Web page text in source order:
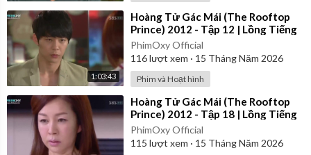
1:03:43
⁣Hoàng Tử Gác Mái (The Rooftop
Prince) 2012 - Tập 12 | Lồng Tiếng
PhimOxy Official
116lượt xem · 15 Tháng Năm 2026
Phim và Hoạt hình
⁣Hoàng Tử Gác Mái (The Rooftop
Prince) 2012 - Tập 18 | Lồng Tiếng
PhimOxy Official
115 lượt xem · 15 Tháng Năm 2026